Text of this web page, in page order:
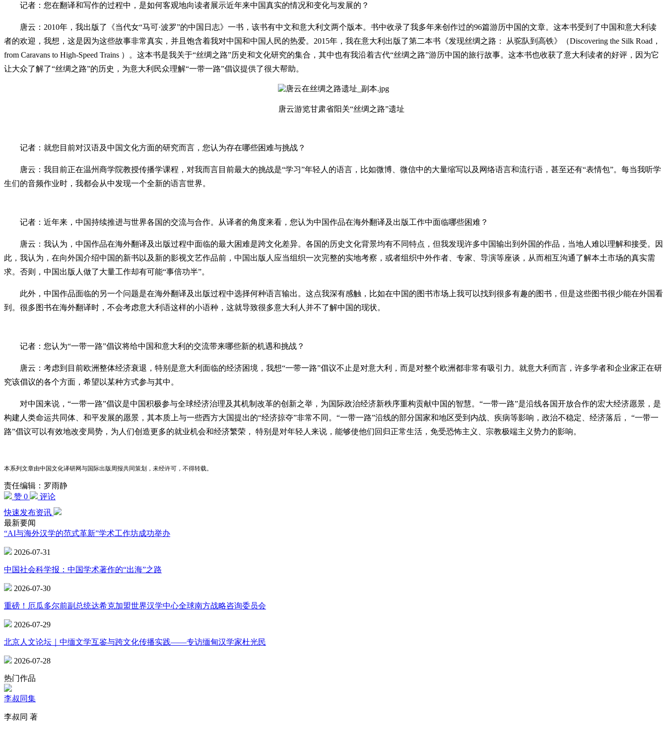
记者：您在翻译和写作的过程中，是如何客观地向读者展示近年来中国真实的情况和变化与发展的？
唐云：2010年，我出版了《当代女“马可·波罗”的中国日志》一书，该书有中文和意大利文两个版本。书中收录了我多年来创作过的96篇游历中国的文章。这本书受到了中国和意大利读
者的欢迎，我想，这是因为这些故事非常真实，并且饱含着我对中国和中国人民的热爱。2015年，我在意大利出版了第二本书《发现丝绸之路： 从驼队到高铁》（Discovering the Silk Road，
from Caravans to High-Speed Trains ）。这本书是我关于“丝绸之路”历史和文化研究的集合，其中也有我沿着古代“丝绸之路”游历中国的旅行故事。这本书也收获了意大利读者的好评，因为它
让大众了解了“丝绸之路”的历史，为意大利民众理解“一带一路”倡议提供了很大帮助。
唐云游览甘肃省阳关“丝绸之路”遗址
记者：就您目前对汉语及中国文化方面的研究而言，您认为存在哪些困难与挑战？
唐云：我目前正在温州商学院教授传播学课程，对我而言目前最大的挑战是“学习”年轻人的语言，比如微博、微信中的大量缩写以及网络语言和流行语，甚至还有“表情包”。每当我听学
生们的音频作业时，我都会从中发现一个全新的语言世界。
记者：近年来，中国持续推进与世界各国的交流与合作。从译者的角度来看，您认为中国作品在海外翻译及出版工作中面临哪些困难？
唐云：我认为，中国作品在海外翻译及出版过程中面临的最大困难是跨文化差异。各国的历史文化背景均有不同特点，但我发现许多中国输出到外国的作品，当地人难以理解和接受。因
此，我认为，在向外国介绍中国的新书以及新的影视文艺作品前，中国出版人应当组织一次完整的实地考察，或者组织中外作者、专家、导演等座谈，从而相互沟通了解本土市场的真实需
求。否则，中国出版人做了大量工作却有可能“事倍功半”。
此外，中国作品面临的另一个问题是在海外翻译及出版过程中选择何种语言输出。这点我深有感触，比如在中国的图书市场上我可以找到很多有趣的图书，但是这些图书很少能在外国看
到。很多图书在海外翻译时，不会考虑意大利语这样的小语种，这就导致很多意大利人并不了解中国的现状。
记者：您认为“一带一路”倡议将给中国和意大利的交流带来哪些新的机遇和挑战？
唐云：考虑到目前欧洲整体经济衰退，特别是意大利面临的经济困境，我想“一带一路”倡议不止是对意大利，而是对整个欧洲都非常有吸引力。就意大利而言，许多学者和企业家正在研
究该倡议的各个方面，希望以某种方式参与其中。
对中国来说，“一带一路”倡议是中国积极参与全球经济治理及其机制改革的创新之举，为国际政治经济新秩序重构贡献中国的智慧。“一带一路”是沿线各国开放合作的宏大经济愿景，是
构建人类命运共同体、和平发展的愿景，其本质上与一些西方大国提出的“经济掠夺”非常不同。“一带一路”沿线的部分国家和地区受到内战、疾病等影响，政治不稳定、经济落后， “一带一
路”倡议可以有效地改变局势，为人们创造更多的就业机会和经济繁荣， 特别是对年轻人来说，能够使他们回归正常生活，免受恐怖主义、宗教极端主义势力的影响。
本系列文章由中国文化译研网与国际出版周报共同策划，未经许可，不得转载。
责任编辑：罗雨静
赞 0
评论
快速发布资讯
最新要闻
“AI与海外汉学的范式革新”学术工作坊成功举办
2026-07-31
中国社会科学报：中国学术著作的“出海”之路
2026-07-30
重磅！厄瓜多尔前副总统达希克加盟世界汉学中心全球南方战略咨询委员会
2026-07-29
北京人文论坛｜中缅文学互鉴与跨文化传播实践——专访缅甸汉学家杜光民
2026-07-28
热门作品
李叔同集
李叔同 著